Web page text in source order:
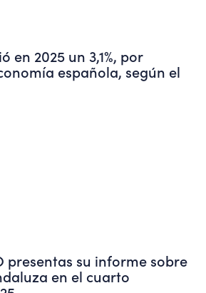
en 2025 un 3,1%, por
española, según el
presentas su informe sobre
en el cuarto